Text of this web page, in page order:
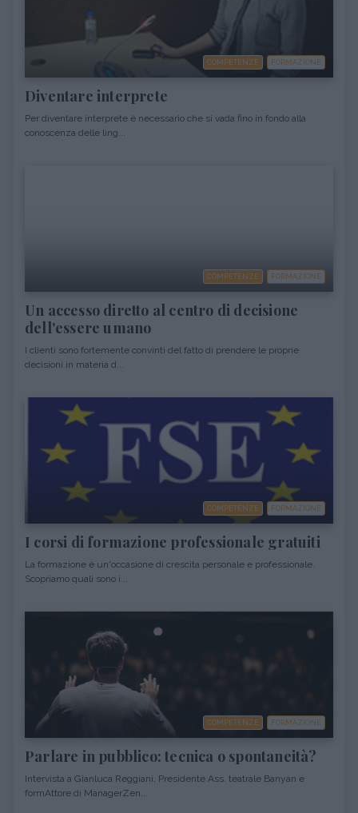
COMPETENZE FORMAZIONE
Diventare interprete
Per diventare interprete è necessario che si vada fino in fondo alla
conoscenza delle ling...
COMPETENZE FORMAZIONE
Un accesso diretto al centro di decisione
dell'essere umano
I clienti sono fortemente convinti del fatto di prendere le proprie
decisioni in materia d...
COMPETENZE FORMAZIONE
I corsi di formazione professionale gratuiti
La formazione è un'occasione di crescita personale e professionale.
Scopriamo quali sono i...
COMPETENZE FORMAZIONE
Parlare in pubblico: tecnica o spontaneità?
Intervista a Gianluca Reggiani, Presidente Ass. teatrale Banyan e
formAttore di ManagerZen...